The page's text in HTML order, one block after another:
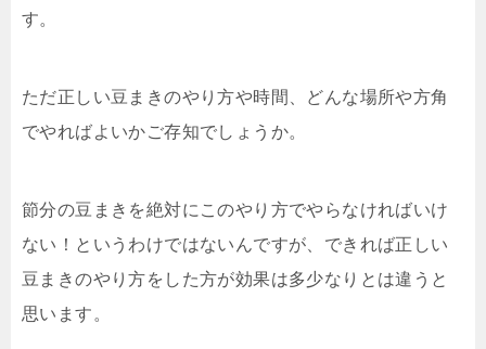
す。
ただ正しい豆まきのやり方や時間、どんな場所や方角
でやればよいかご存知でしょうか。
節分の豆まきを絶対にこのやり方でやらなければいけ
ない！というわけではないんですが、できれば正しい
豆まきのやり方をした方が効果は多少なりとは違うと
思います。